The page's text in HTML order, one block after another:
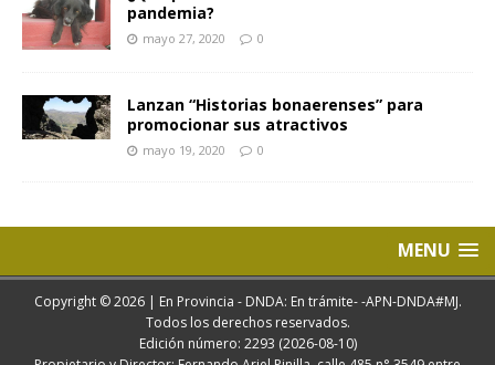
pandemia?
mayo 27, 2020 0
Lanzan “Historias bonaerenses” para
promocionar sus atractivos
mayo 19, 2020 0
MENU
Copyright © 2026 | En Provincia - DNDA: En trámite- -APN-DNDA#MJ.
Todos los derechos reservados.
Edición número: 2293 (2026-08-10)